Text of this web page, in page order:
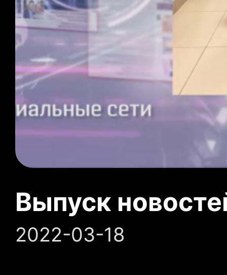
Выпуск
2022-03-18